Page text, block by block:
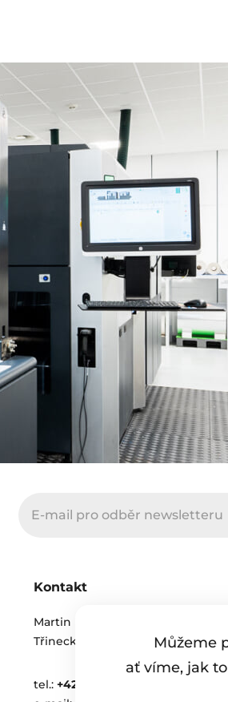
Můžeme
ať víme, jak
Kontakt
Martin Peroutka s.r.o.
Třinecká 674, 273 43 Buštěhrad,
tel.: +420 312 250 011 - 6